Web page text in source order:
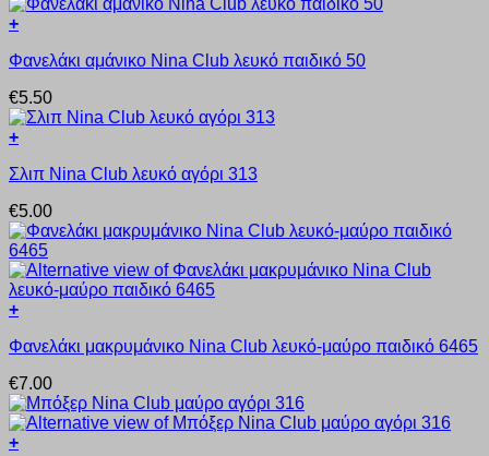
πολλαπλές
παραλλαγές.
επιλογές
να
επιλεγούν
στη
σελίδα
του
προϊόντος
+
το
έχει
πολλαπλές
παραλλαγές.
επιλογές
να
επιλεγούν
στη
σελίδα
του
προϊόντος
Φανελάκι αμάνικο Nina Club λευκό παιδικό 50
€5.50
+
το
έχει
πολλαπλές
παραλλαγές.
Οι
επιλογές
μπορούν
επιλεγούν
σελίδα
του
προϊόντος
Σλιπ Nina Club λευκό αγόρι 313
€5.00
+
το
έχει
πολλαπλές
παραλλαγές.
Οι
Φανελάκι μακρυμάνικο Nina Club λευκό-μαύρο παιδικό 6465
€7.00
+